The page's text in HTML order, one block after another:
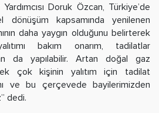
Doruk Özcan, Türkiye’de
kapsamında yenilenen
daha yaygın olduğunu belirterek
bakım onarım, tadilatlar
da yapılabilir. Artan doğal gaz
çok kişinin yalıtım için tadilat
ve bu çerçevede bayilerimizden
dedi.